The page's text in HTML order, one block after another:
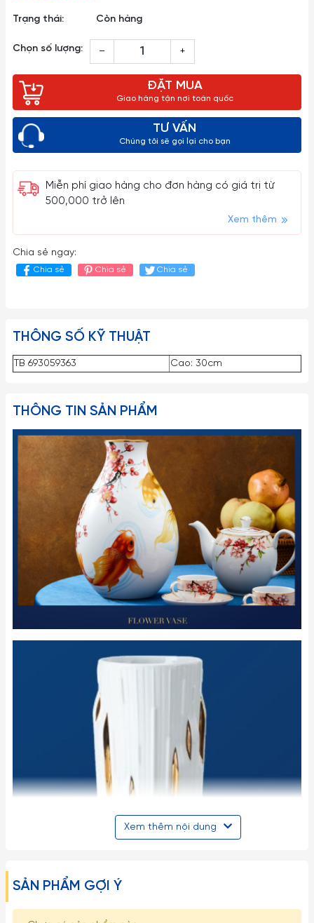
Trạng thái: Còn hàng
Chọn số lượng: – +
ĐẶT MUA
Giao hàng tận nơi toàn quốc
TƯ VẤN
Chúng tôi sẽ gọi lại cho bạn
Miễn phí giao hàng cho đơn hàng có giá trị từ
500,000 trở lên
Xem thêm
Chia sẻ ngay:
Chia sẻ Chia sẻ Chia sẻ
THÔNG SỐ KỸ THUẬT
TB 693059363 Cao: 30cm
THÔNG TIN SẢN PHẨM
Xem thêm nội dung
SẢN PHẨM GỢI Ý